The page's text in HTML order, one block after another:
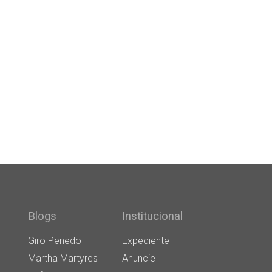
Blogs
Giro Penedo
Martha Martyres
Institucional
Expediente
Anuncie